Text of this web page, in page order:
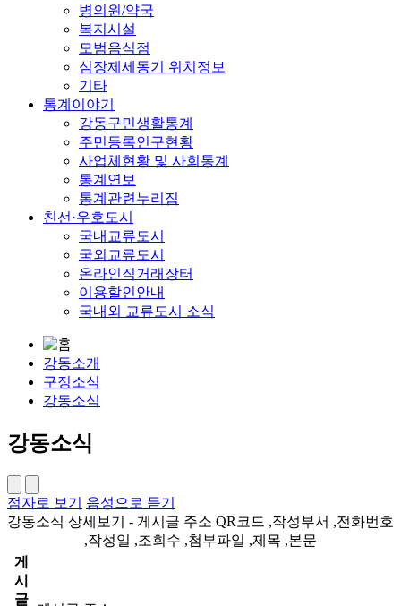
병의원/약국
복지시설
모범음식점
심장제세동기 위치정보
기타
통계이야기
강동구민생활통계
주민등록인구현황
사업체현황 및 사회통계
통계연보
통계관련누리집
친선·우호도시
국내교류도시
국외교류도시
온라인직거래장터
이용할인안내
국내외 교류도시 소식
강동소개
구정소식
강동소식
강동소식
점자로 보기
음성으로 듣기
강동소식 상세보기 - 게시글 주소 QR코드 ,작성부서 ,전화번호
,작성일 ,조회수 ,첨부파일 ,제목 ,본문
게
시
글